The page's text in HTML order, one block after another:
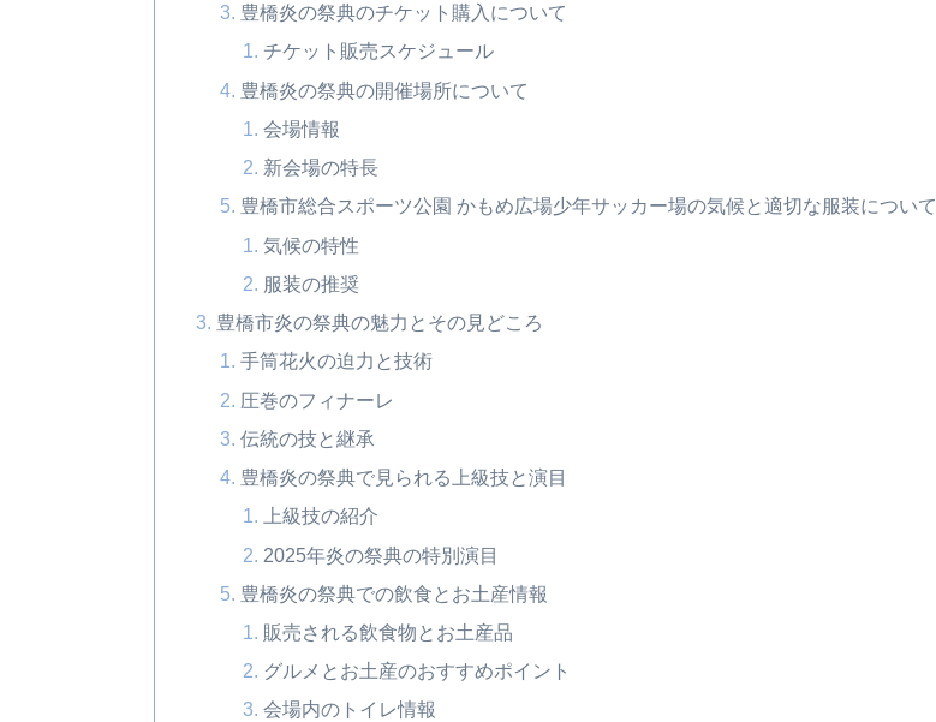
豊橋炎の祭典のチケット購入について
チケット販売スケジュール
豊橋炎の祭典の開催場所について
会場情報
新会場の特長
豊橋市総合スポーツ公園 かもめ広場少年サッカー場の気候と適切な服装について
気候の特性
服装の推奨
豊橋市炎の祭典の魅力とその見どころ
手筒花火の迫力と技術
圧巻のフィナーレ
伝統の技と継承
豊橋炎の祭典で見られる上級技と演目
上級技の紹介
2025年炎の祭典の特別演目
豊橋炎の祭典での飲食とお土産情報
販売される飲食物とお土産品
グルメとお土産のおすすめポイント
会場内のトイレ情報